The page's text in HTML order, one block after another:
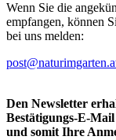
Wenn Sie die
empfangen, können
bei uns melden:
Den Newsletter
Bestätigungs-E-
und somit Ihre